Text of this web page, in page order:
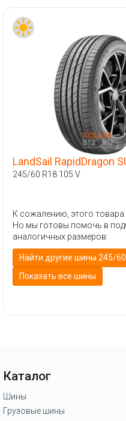
LandSail RapidDragon
245/60 R18 105 V
К сожалению, этого товара
Но мы готовы помочь в
аналогичных размеров:
Найти другие шины 245/60
Показать все шины
Каталог
Шины
Грузовые шины